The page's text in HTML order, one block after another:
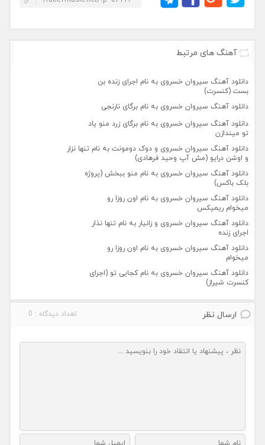
آهنگ های مرتبط
دانلود آهنگ سیروان خسروی به نام اجرای زنده بن
بست (کنسرت)
دانلود آهنگ سیروان خسروی به نام برگای نارنجی
دانلود آهنگ سیروان خسروی به نام برگای زرد منو یاد
تو میندازن
دانلود آهنگ سیروان خسروی و دوک دومونت به نام تنها نزار
و اوشن درایو (مش آپ وحید فرهادی)
دانلود آهنگ سیروان خسروی به نام منو ببخش (پروژه
بلک باکس)
دانلود آهنگ سیروان خسروی به نام اون روزا رو
میخوام ریمیکس
دانلود آهنگ سیروان خسروی و زانیار به نام تنها نذار
اجرای زنده
دانلود آهنگ سیروان خسروی به نام اون روزا رو
میخوام
دانلود آهنگ سیروان خسروی به نام کجایی تو (اجرای
کنسرت شیراز)
ارسال نظر تعداد دیدگاه : 0